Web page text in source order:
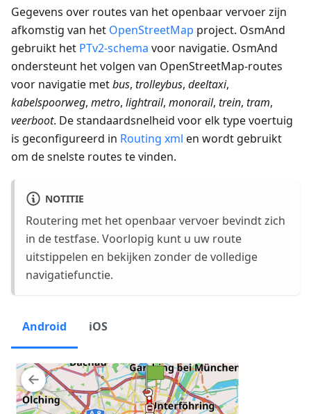
Gegevens over routes van het openbaar vervoer zijn
afkomstig van het OpenStreetMap project. OsmAnd
gebruikt het PTv2-schema voor navigatie. OsmAnd
ondersteunt het volgen van OpenStreetMap-routes
voor navigatie metbus, trolleybus, deeltaxi,
kabelspoorweg, metro, lightrail, monorail, trein, tram,
veerboot. De standaardsnelheid voor elk type voertuig
is geconfigureerd in Routing xml en wordt gebruikt
om de snelste routes te vinden.
NOTITIE
Routering met het openbaar vervoer bevindt zich
in de testfase. Voorlopig kunt u uw route
uitstippelen en bekijken zonder de volledige
navigatiefunctie.
Android iOS